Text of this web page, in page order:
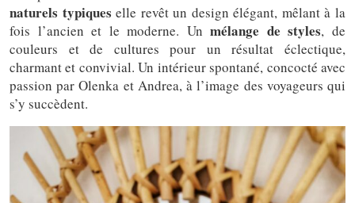
naturels typiques elle revêt un design élégant, mêlant à la
fois l’ancien et le moderne. Unmélange de styles, de
couleurs et de cultures pour un résultat éclectique,
charmant et convivial. Un intérieur spontané, concocté avec
passion par Olenka et Andrea, à l’image des voyageurs qui
s’y succèdent.